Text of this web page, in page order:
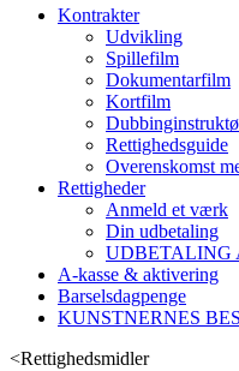
Kontrakter
Udvikling
Spillefilm
Dokumentarfilm
Kortfilm
Rettighedsguide
Overenskomst
Rettigheder
Anmeld et værk
Din udbetaling
UDBETALING
A-kasse & aktivering
Barselsdagpenge
KUNSTNERNES
<Rettighedsmidler